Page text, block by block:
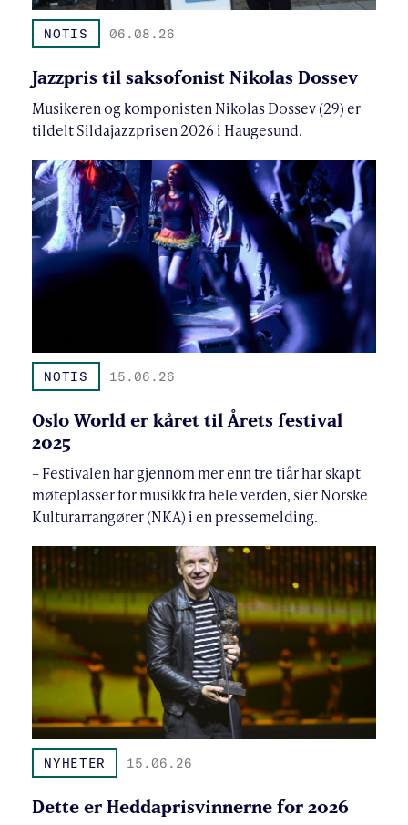
NOTIS 06.08.26
Jazzpris til saksofonist Nikolas Dossev
Musikeren og komponisten Nikolas Dossev (29) er
tildelt Sildajazzprisen 2026 i Haugesund.
NOTIS 15.06.26
Oslo World er kåret til Årets festival
2025
– Festivalen har gjennom mer enn tre tiår har skapt
møteplasser for musikk fra hele verden, sier Norske
Kulturarrangører (NKA) i en pressemelding.
NYHETER 15.06.26
Dette er Heddaprisvinnerne for 2026